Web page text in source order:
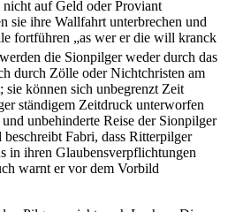
nicht auf Geld oder Proviant
sie ihre Wallfahrt unterbrechen und
fortführen „as wer er die will kranck
die Sionpilger weder durch das
durch Zölle oder Nichtchristen am
sie können sich unbegrenzt Zeit
ständigem Zeitdruck unterworfen
unbehinderte Reise der Sionpilger
Fabri, dass Ritterpilger
in ihren Glaubensverpflichtungen
warnt er vor dem Vorbild